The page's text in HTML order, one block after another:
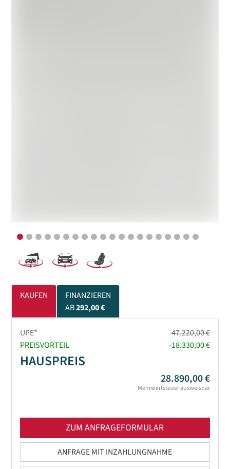
KAUFEN
FINANZIEREN
AB292,00 €
UPE*
47.220,00 €
PREISVORTEIL
-18.330,00 €
HAUSPREIS
28.890,00 €
Mehrwertsteuer ausweisbar
ZUM ANFRAGEFORMULAR
ANFRAGE MIT INZAHLUNGNAHME